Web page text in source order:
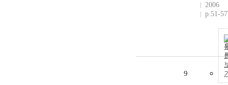
2006
p.51-57
9